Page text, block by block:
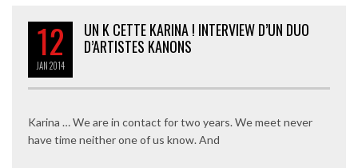
12
JAN2014
UN K CETTE KARINA ! INTERVIEW D’UN DUO
D’ARTISTES KANONS
Karina … We are in contact for two years. We meet never
have time neither one of us know. And